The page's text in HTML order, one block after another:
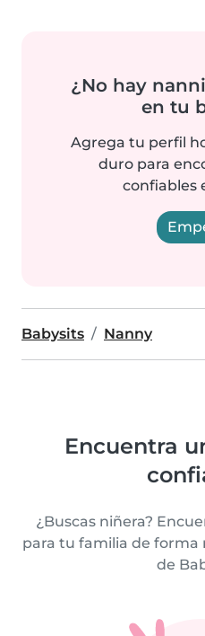
¿No hay
en tu
Agrega tu perfil
duro para
confiables
Babysits Nanny
Encuentra
¿Buscas niñera?
para tu familia de forma
de